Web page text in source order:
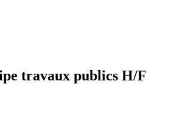
travaux publics H/F